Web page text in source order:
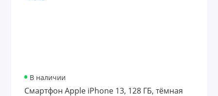
В наличии
Смартфон Apple iPhone 13, 128 ГБ, тёмная